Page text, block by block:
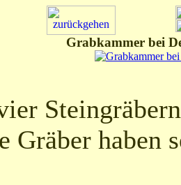
Grabkammer bei
Gräber haben